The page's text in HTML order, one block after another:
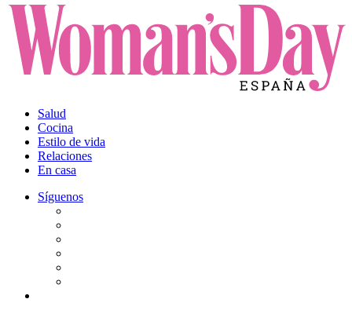
Salud
Cocina
Estilo de vida
Relaciones
En casa
Síguenos